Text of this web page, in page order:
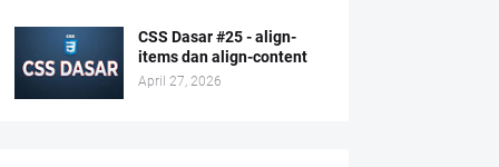
CSS Dasar #25 - align-
items dan align-content
April 27, 2026